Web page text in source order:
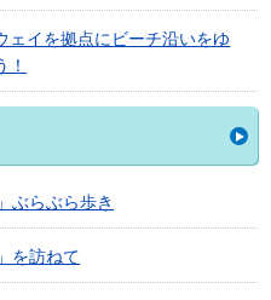
ェイを拠点にビーチ沿いをゆ
ぶらぶら歩き
を訪ねて